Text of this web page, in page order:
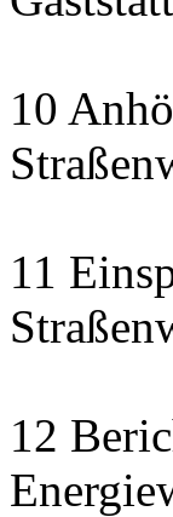
10
11
12